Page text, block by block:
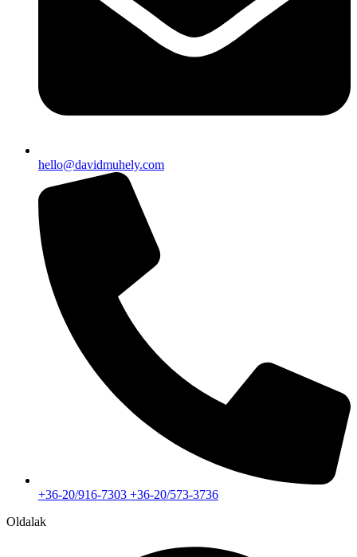
hello@davidmuhely.com
+36-20/916-7303 +36-20/573-3736
Oldalak